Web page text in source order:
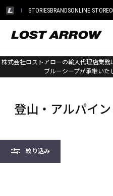
STORIESBRANDSONLINE STORE
株式会社ロストアローの輸入代理店業
ブルーシープが承継いた
ホーム > ブラックダイヤモンド > バ
登山・アルパイン
登山・アルパイン
絞り込み